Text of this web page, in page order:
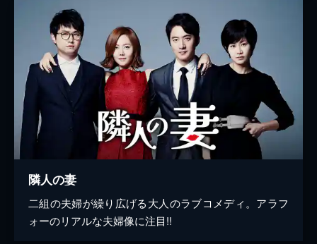
隣人の妻
二組の夫婦が繰り広げる大人のラブコメディ。アラフ
ォーのリアルな夫婦像に注目!!